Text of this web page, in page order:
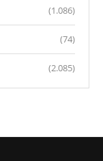
(1.086)
(74)
(2.085)